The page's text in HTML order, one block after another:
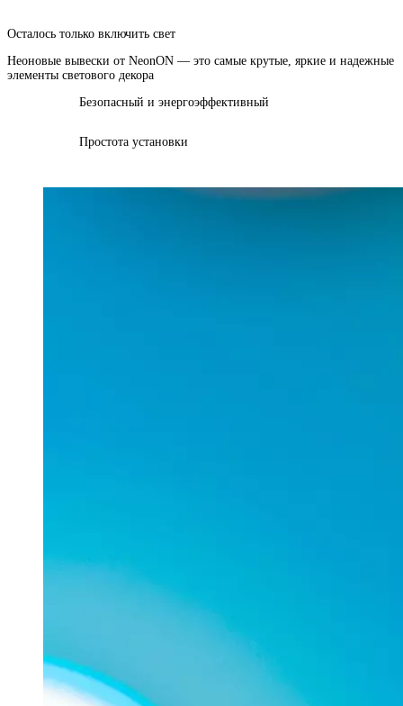
Осталось только включить свет
Неоновые вывески от NeonON — это самые крутые, яркие и надежные
элементы светового декора
Безопасный и энергоэффективный
Простота установки